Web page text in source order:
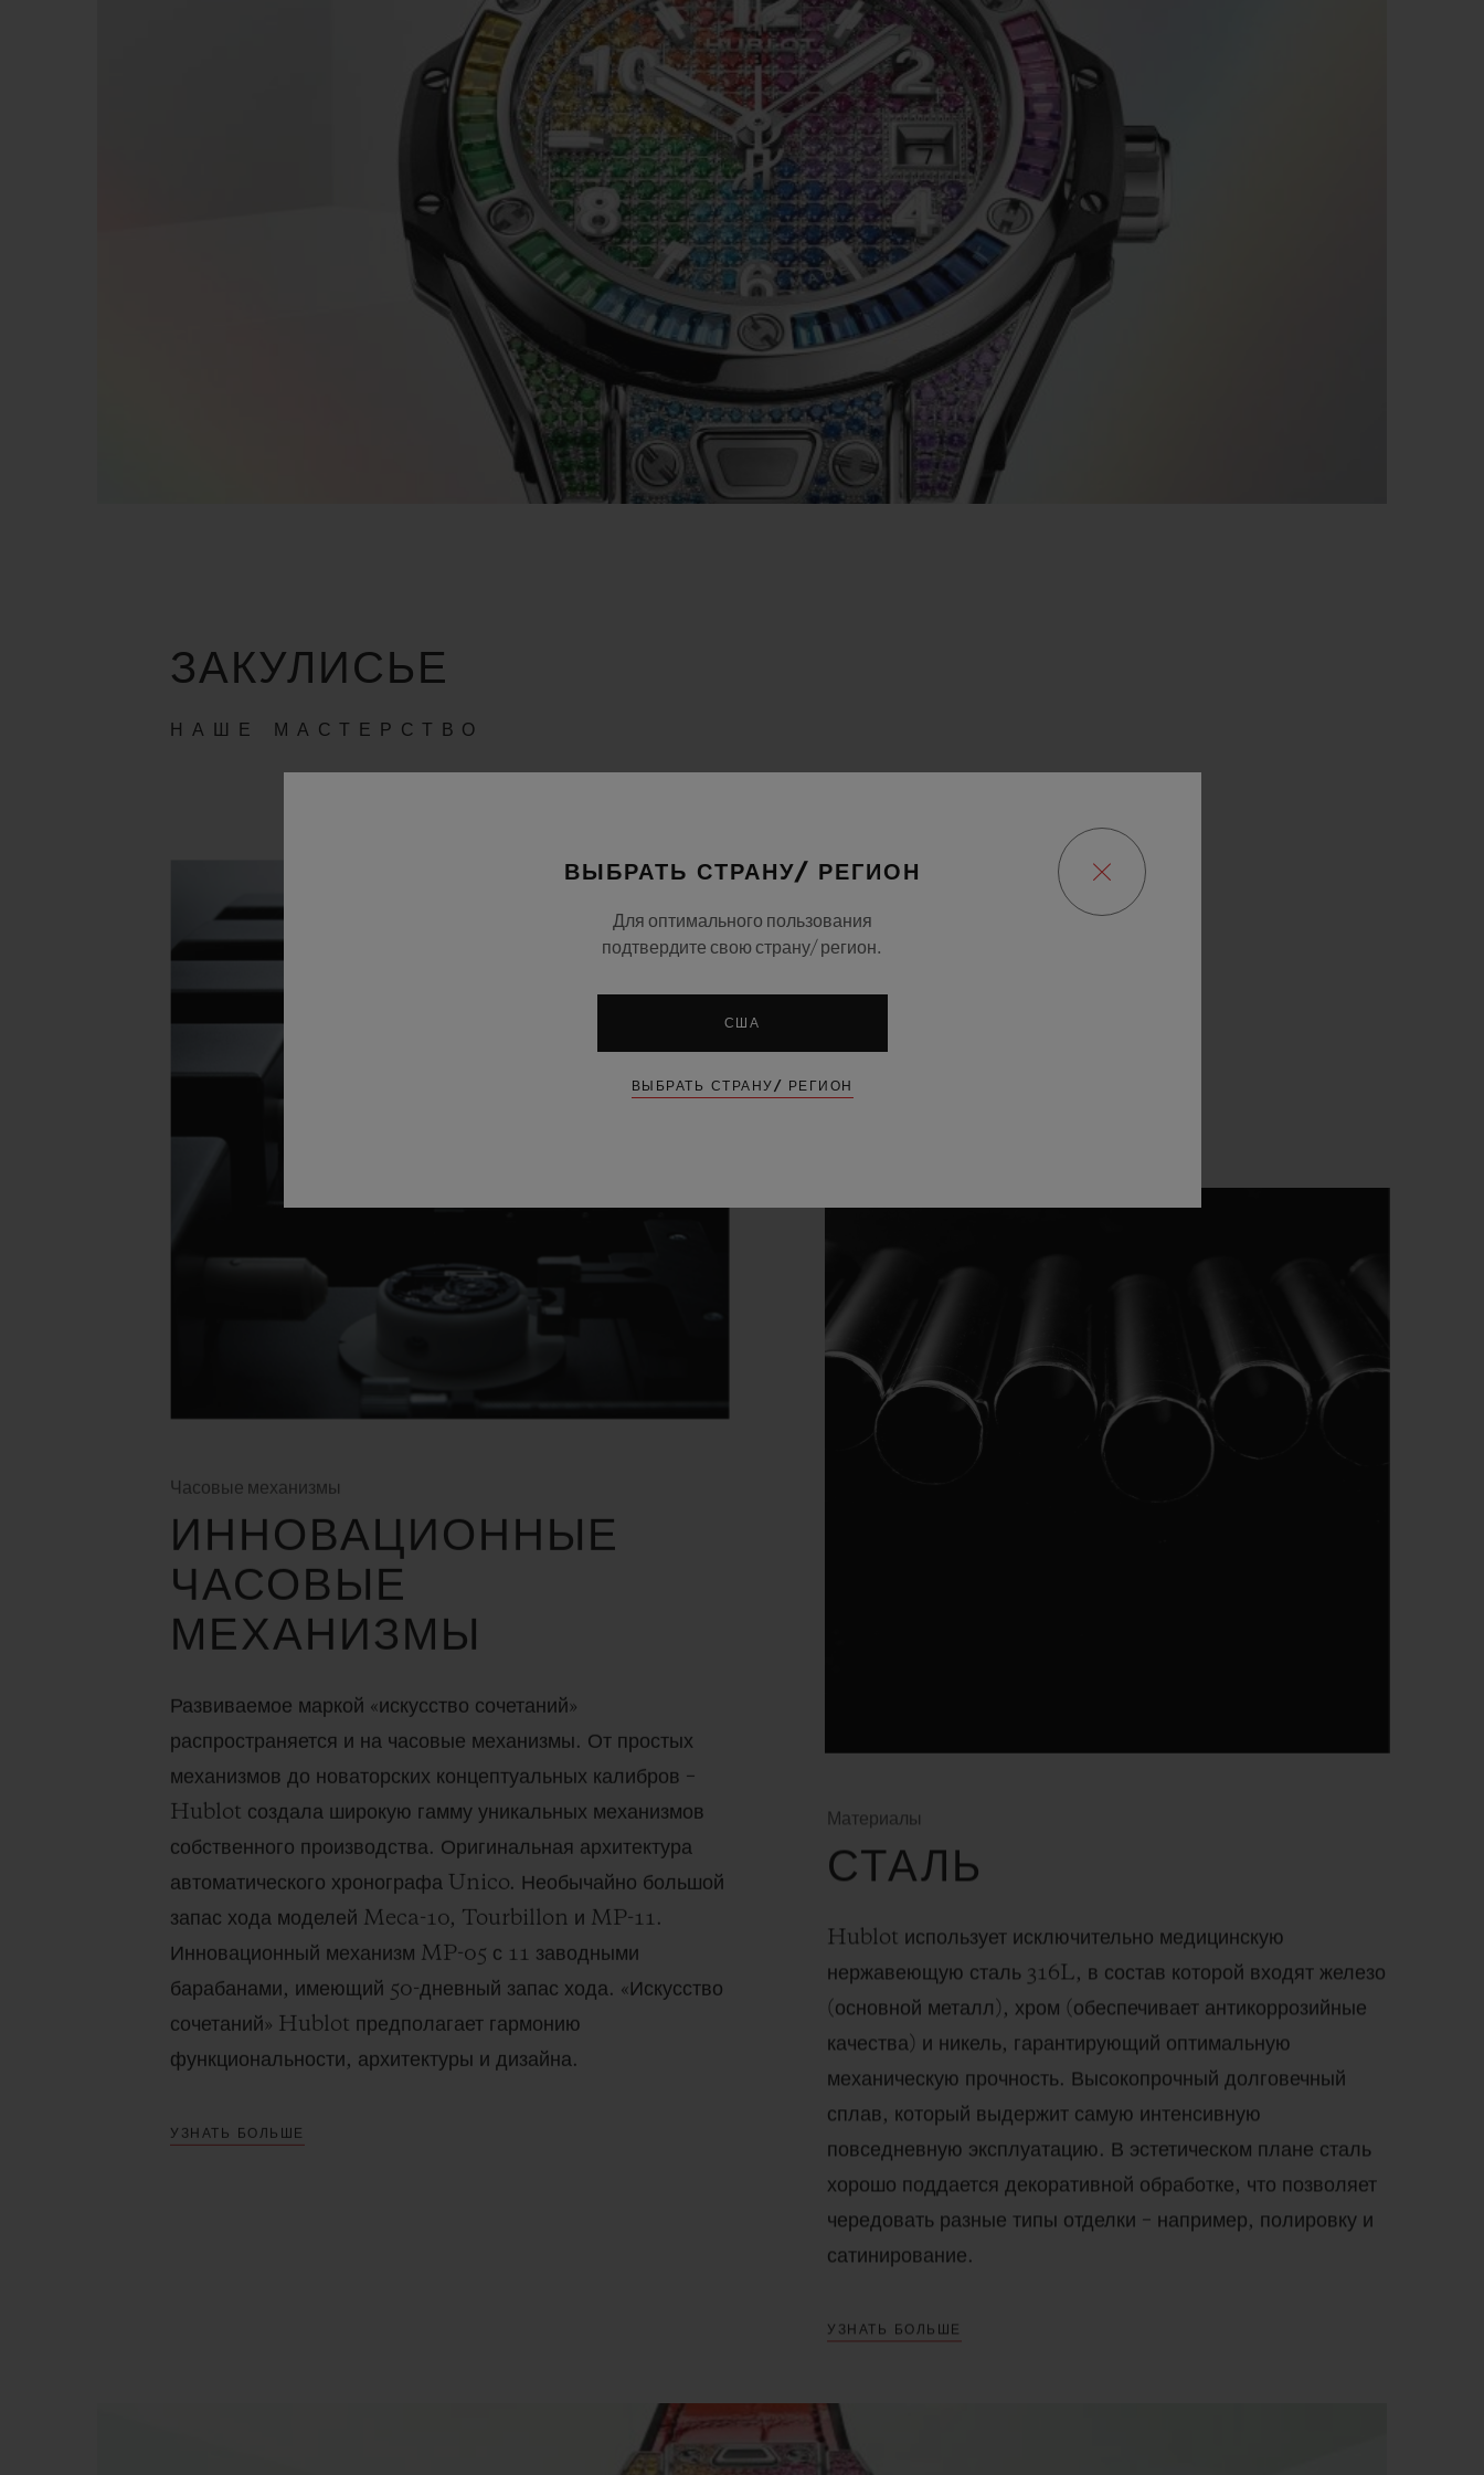
ЗАКУЛИСЬЕ
НАШЕ МАСТЕРСТВО
Часовые механизмы
ИННОВАЦИОННЫЕ
ЧАСОВЫЕ
МЕХАНИЗМЫ
Развиваемое маркой «искусство сочетаний»
распространяется и на часовые механизмы. От простых
механизмов до новаторских концептуальных калибров –
Hublot создала широкую гамму уникальных механизмов
собственного производства. Оригинальная архитектура
автоматического хронографа Unico. Необычайно большой
запас хода моделей Meca-10, Tourbillon и MP-11.
Инновационный механизм MP-05 с 11 заводными
барабанами, имеющий 50-дневный запас хода. «Искусство
сочетаний» Hublot предполагает гармонию
функциональности, архитектуры и дизайна.
УЗНАТЬ БОЛЬШЕ
Материалы
СТАЛЬ
Hublot использует исключительно медицинскую
нержавеющую сталь 316L, в состав которой входят железо
(основной металл), хром (обеспечивает антикоррозийные
качества) и никель, гарантирующий оптимальную
механическую прочность. Высокопрочный долговечный
сплав, который выдержит самую интенсивную
повседневную эксплуатацию. В эстетическом плане сталь
хорошо поддается декоративной обработке, что позволяет
чередовать разные типы отделки – например, полировку и
сатинирование.
УЗНАТЬ БОЛЬШЕ
ВЫБРАТЬ СТРАНУ/ РЕГИОН
Для оптимального пользования
подтвердите свою страну/ регион.
США
ВЫБРАТЬ СТРАНУ/ РЕГИОН